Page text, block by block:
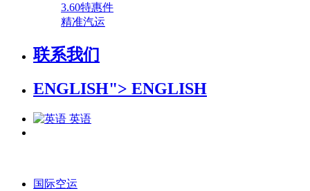
3.60特惠件
精准汽运
联系我们
ENGLISH"> ENGLISH
英语
国际空运